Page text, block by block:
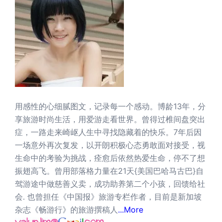
用感性的心细腻图文，记录每一个感动。博龄13年，分
享旅游时尚生活，用爱游走看世界。曾得过椎间盘突出
症，一路走来崎岖人生中寻找隐藏着的快乐。7年后因
一场意外再次复发，以开朗积极心态勇敢面对接受，视
生命中的考验为挑战，痊愈后依然热爱生命，停不了想
振翅高飞。曾用部落格力量在21天{美国巴哈马古巴}自
驾游途中做慈善义卖，成功助养第二个小孩，回馈给社
会. 也曾担任《中国报》旅游专栏作者，目前是新加坡
杂志《畅游行》的旅游撰稿人 ...More